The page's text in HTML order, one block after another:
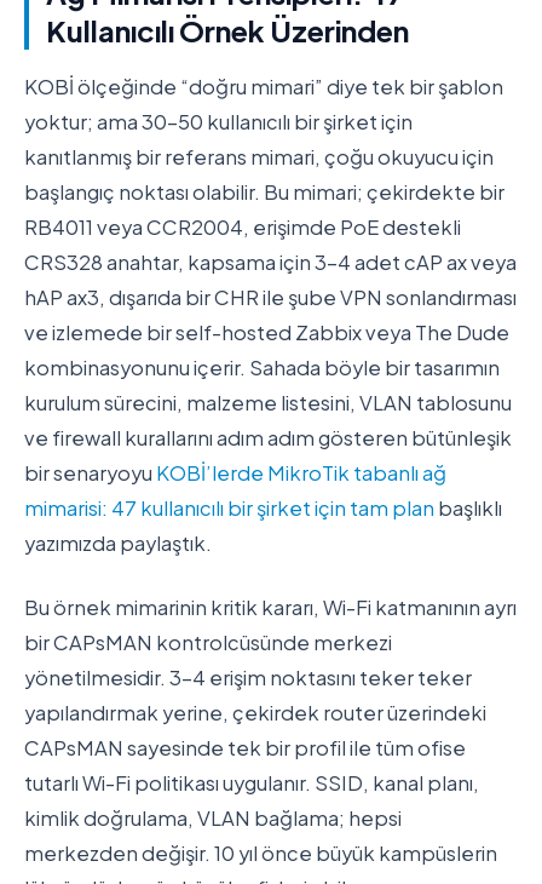
Kullanıcılı Örnek Üzerinden
KOBİ ölçeğinde “doğru mimari” diye tek bir şablon
yoktur; ama 30-50 kullanıcılı bir şirket için
kanıtlanmış bir referans mimari, çoğu okuyucu için
başlangıç noktası olabilir. Bu mimari; çekirdekte bir
RB4011 veya CCR2004, erişimde PoE destekli
CRS328 anahtar, kapsama için 3-4 adet cAP ax veya
hAP ax3, dışarıda bir CHR ile şube VPN sonlandırması
ve izlemede bir self-hosted Zabbix veya The Dude
kombinasyonunu içerir. Sahada böyle bir tasarımın
kurulum sürecini, malzeme listesini, VLAN tablosunu
ve firewall kurallarını adım adım gösteren bütünleşik
bir senaryoyu KOBİ’lerde MikroTik tabanlı ağ
mimarisi: 47 kullanıcılı bir şirket için tam plan başlıklı
yazımızda paylaştık.
Bu örnek mimarinin kritik kararı, Wi-Fi katmanının ayrı
bir CAPsMAN kontrolcüsünde merkezi
yönetilmesidir. 3-4 erişim noktasını teker teker
yapılandırmak yerine, çekirdek router üzerindeki
CAPsMAN sayesinde tek bir profil ile tüm ofise
tutarlı Wi-Fi politikası uygulanır. SSID, kanal planı,
kimlik doğrulama, VLAN bağlama; hepsi
merkezden değişir. 10 yıl önce büyük kampüslerin